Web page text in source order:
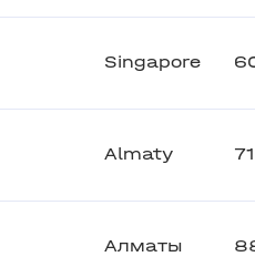
Singapore
Almaty
Алматы